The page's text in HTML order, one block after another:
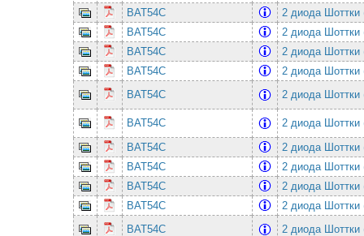
BAT54C
2 диода
BAT54C
2 диода
BAT54C
2 диода
BAT54C
2 диода
BAT54C
2 диода
BAT54C
2 диода
BAT54C
2 диода
BAT54C
2 диода
BAT54C
2 диода
BAT54C
2 диода
BAT54C
2 диода